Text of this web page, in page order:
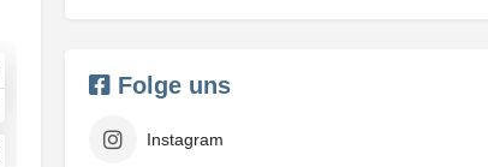
Folge uns
Instagram